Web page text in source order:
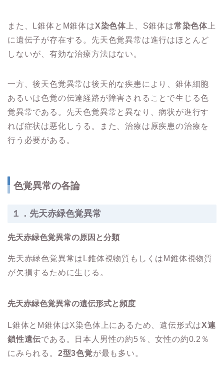
また、L錐体とM錐体はX染色体上、S錐体は常染色体上
に遺伝子が存在する。先天色覚異常は進行はほとんど
しないが、有効な治療方法はない。
一方、後天色覚異常は後天的な疾患により、錐体細胞
あるいは色覚の伝達経路が障害されることで生じる色
覚異常である。先天色覚異常と異なり、病状が進行す
れば症状は悪化しうる。また、治療は原疾患の治療を
行う必要がある。
色覚異常の各論
１．先天赤緑色覚異常
先天赤緑色覚異常の原因と分類
先天赤緑色覚異常はL錐体視物質もしくはM錐体視物質
が欠損するために生じる。
先天赤緑色覚異常の遺伝形式と頻度
L錐体とM錐体はX染色体上にあるため、遺伝形式はX連
鎖性遺伝である。日本人男性の約5％、女性の約0.2％
にみられる。 2型3色覚が最も多い。